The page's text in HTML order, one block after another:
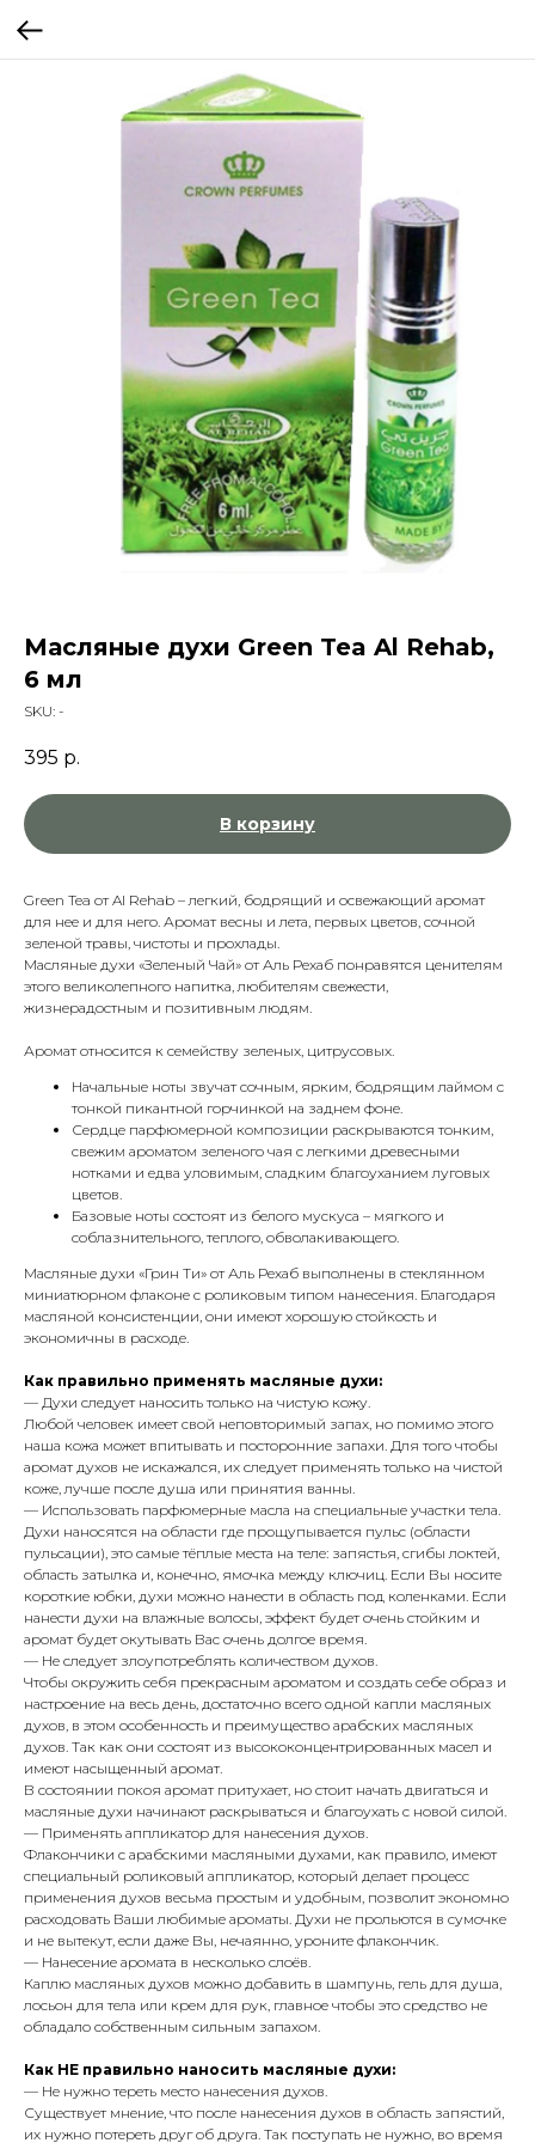
Масляные духи Green Tea Al Rehab,
6 мл
SKU: -
395 р.
В корзину
Green Tea от Al Rehab – легкий, бодрящий и освежающий аромат
для нее и для него. Аромат весны и лета, первых цветов, сочной
зеленой травы, чистоты и прохлады.
Масляные духи «Зеленый Чай» от Аль Рехаб понравятся ценителям
этого великолепного напитка, любителям свежести,
жизнерадостным и позитивным людям.
Аромат относится к семейству зеленых, цитрусовых.
Начальные ноты звучат сочным, ярким, бодрящим лаймом с
тонкой пикантной горчинкой на заднем фоне.
Сердце парфюмерной композиции раскрываются тонким,
свежим ароматом зеленого чая с легкими древесными
нотками и едва уловимым, сладким благоуханием луговых
цветов.
Базовые ноты состоят из белого мускуса – мягкого и
соблазнительного, теплого, обволакивающего.
Масляные духи «Грин Ти» от Аль Рехаб выполнены в стеклянном
миниатюрном флаконе с роликовым типом нанесения. Благодаря
масляной консистенции, они имеют хорошую стойкость и
экономичны в расходе.
Как правильно применять масляные духи:
— Духи следует наносить только на чистую кожу.
Любой человек имеет свой неповторимый запах, но помимо этого
наша кожа может впитывать и посторонние запахи. Для того чтобы
аромат духов не искажался, их следует применять только на чистой
коже, лучше после душа или принятия ванны.
— Использовать парфюмерные масла на специальные участки тела.
Духи наносятся на области где прощупывается пульс (области
пульсации), это самые тёплые места на теле: запястья, сгибы локтей,
область затылка и, конечно, ямочка между ключиц. Если Вы носите
короткие юбки, духи можно нанести в область под коленками. Если
нанести духи на влажные волосы, эффект будет очень стойким и
аромат будет окутывать Вас очень долгое время.
— Не следует злоупотреблять количеством духов.
Чтобы окружить себя прекрасным ароматом и создать себе образ и
настроение на весь день, достаточно всего одной капли масляных
духов, в этом особенность и преимущество арабских масляных
духов. Так как они состоят из высококонцентрированных масел и
имеют насыщенный аромат.
В состоянии покоя аромат притухает, но стоит начать двигаться и
масляные духи начинают раскрываться и благоухать с новой силой.
— Применять аппликатор для нанесения духов.
Флакончики с арабскими масляными духами, как правило, имеют
специальный роликовый аппликатор, который делает процесс
применения духов весьма простым и удобным, позволит экономно
расходовать Ваши любимые ароматы. Духи не прольются в сумочке
и не вытекут, если даже Вы, нечаянно, уроните флакончик.
— Нанесение аромата в несколько слоёв.
Каплю масляных духов можно добавить в шампунь, гель для душа,
лосьон для тела или крем для рук, главное чтобы это средство не
обладало собственным сильным запахом.
Как НЕ правильно наносить масляные духи:
— Не нужно тереть место нанесения духов.
Существует мнение, что после нанесения духов в область запястий,
их нужно потереть друг об друга. Так поступать не нужно, во время